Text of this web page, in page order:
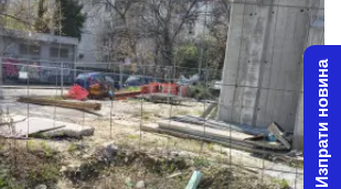
Изпрати новина